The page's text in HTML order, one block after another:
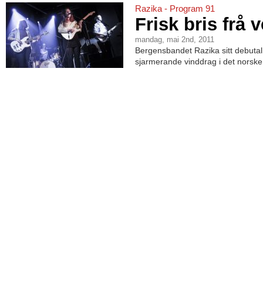
Razika - Program 91
Frisk bris frå
mandag, mai 2nd, 2011
Bergensbandet Razika sitt
sjarmerande vinddrag i det